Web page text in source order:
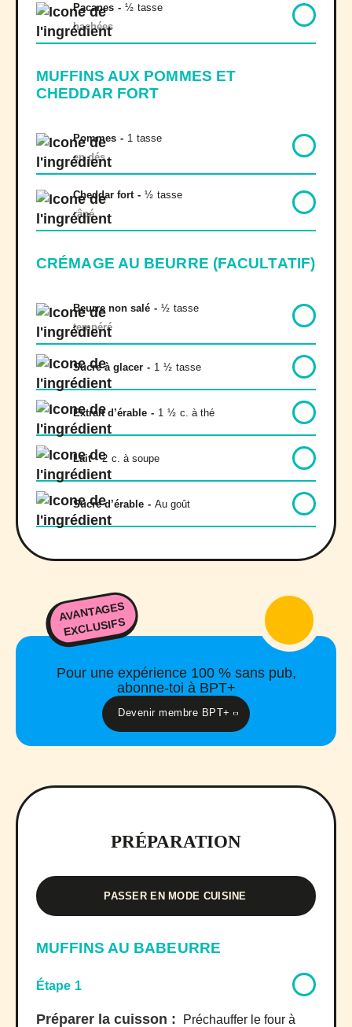
Pacanes - ½ tasse
hachées
MUFFINS AUX POMMES ET
CHEDDAR FORT
Pommes - 1 tasse
en dés
Cheddar fort - ½ tasse
râpé
CRÉMAGE AU BEURRE (FACULTATIF)
Beurre non salé - ½ tasse
tempéré
Sucre à glacer - 1 ½ tasse
Extrait d’érable - 1 ½ c. à thé
Lait - 2 c. à soupe
Sucre d’érable - Au goût
AVANTAGES
EXCLUSIFS
Pour une expérience 100 % sans pub,
abonne-toi à BPT+
Devenir membre BPT+
PRÉPARATION
PASSER EN MODE CUISINE
MUFFINS AU BABEURRE
Étape 1
Préparer la cuisson : Préchauffer le four à